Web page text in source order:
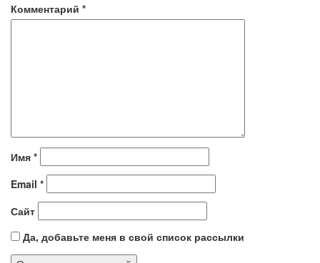
Комментарий *
Имя *
Email *
Сайт
Да, добавьте меня в свой список рассылки